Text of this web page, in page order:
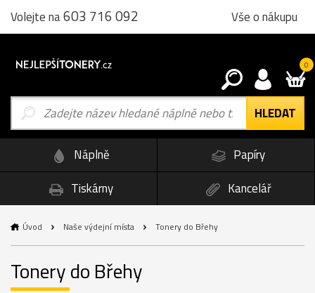
Volejte na603 716 092 Vše o nákupu
0
Náplně
Papíry
Tiskárny
Kancelář
Úvod Naše výdejní místa Tonery do Břehy
Tonery do Břehy